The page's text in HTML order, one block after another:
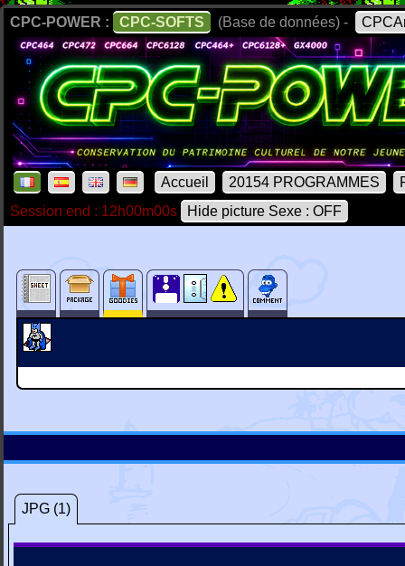
CPC-POWER : CPC-SOFTS (Base de données) -
Accueil 20154 PROGRAMMES
Session end : 12h00m00s
Hide picture Sexe : OFF
JPG (1)